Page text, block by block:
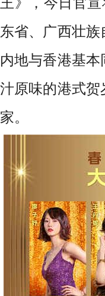
东省、广西壮
内地与香港基本
汁原味的港式贺
家。